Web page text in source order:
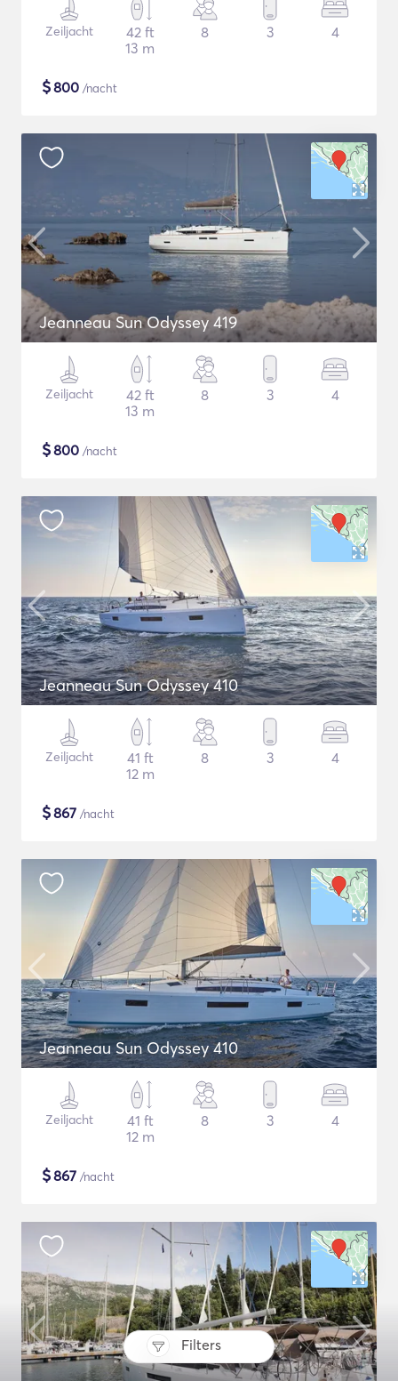
Filters
Zeiljacht
42 ft
13 m
8 3 4
$800 /nacht
Jeanneau Sun Odyssey 419
Zeiljacht
42 ft
13 m
8 3 4
$800 /nacht
Jeanneau Sun Odyssey 410
Zeiljacht
41 ft
12 m
8 3 4
$867 /nacht
Jeanneau Sun Odyssey 410
Zeiljacht
41 ft
12 m
8 3 4
$867 /nacht